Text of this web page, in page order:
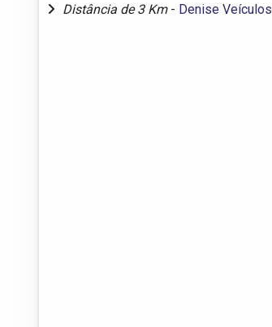
Distância de 3 Km - Denise Veículos